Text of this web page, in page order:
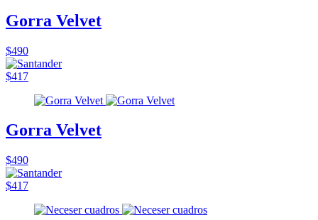
Gorra Velvet
$490
$417
Gorra Velvet
$490
$417